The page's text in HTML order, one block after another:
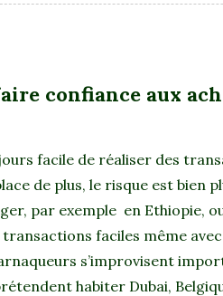
confiance aux
facile de réaliser des
de plus, le risque est bien
par exemple en Ethiopie,
transactions faciles même
s’improvisent
habiter Dubai,